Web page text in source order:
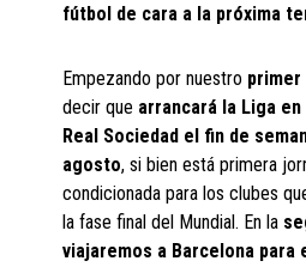
fútbol de cara a la próxima
Empezando por nuestro
decir que arrancará la Liga
Real Sociedad el fin de
agosto, si bien está primera
condicionada para los clubes
la fase final del Mundial. En la
viajaremos a Barcelona para